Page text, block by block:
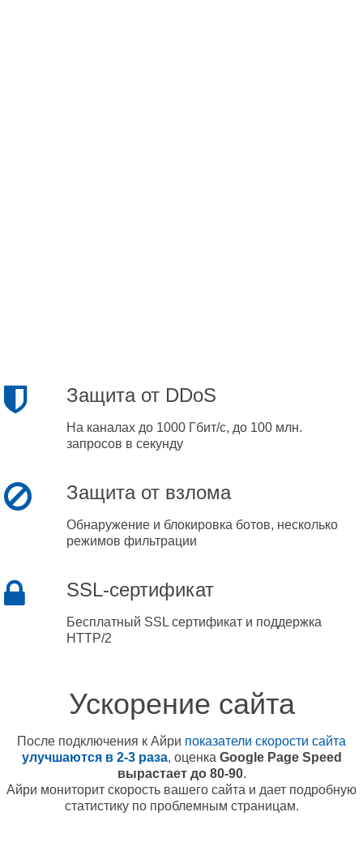
Защита от DDoS
На каналах до 1000 Гбит/с, до 100 млн.
запросов в секунду
Защита от взлома
Обнаружение и блокировка ботов, несколько
режимов фильтрации
SSL-сертификат
Бесплатный SSL сертификат и поддержка
HTTP/2
Ускорение сайта
После подключения к Айри показатели скорости сайта
улучшаются в 2-3 раза, оценка Google Page Speed
вырастает до 80-90.
Айри мониторит скорость вашего сайта и дает подробную
статистику по проблемным страницам.